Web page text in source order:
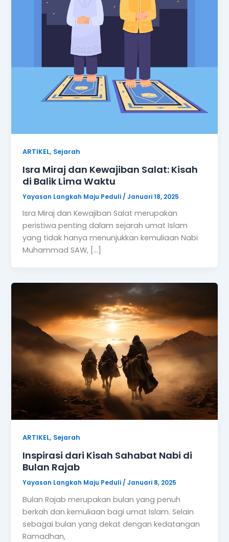
ARTIKEL, Sejarah
Isra Miraj dan Kewajiban Salat: Kisah
di Balik Lima Waktu
Yayasan Langkah Maju Peduli /Januari 18, 2025
Isra Miraj dan Kewajiban Salat merupakan
peristiwa penting dalam sejarah umat Islam
yang tidak hanya menunjukkan kemuliaan Nabi
Muhammad SAW, […]
ARTIKEL, Sejarah
Inspirasi dari Kisah Sahabat Nabi di
Bulan Rajab
Yayasan Langkah Maju Peduli /Januari 8, 2025
Bulan Rajab merupakan bulan yang penuh
berkah dan kemuliaan bagi umat Islam. Selain
sebagai bulan yang dekat dengan kedatangan
Ramadhan,